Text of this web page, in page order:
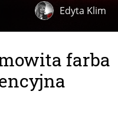
Edyta Klim
farba